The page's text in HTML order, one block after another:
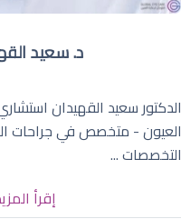
د. سعيد
الدكتور سعيد القهيدان
العيون - متخصص في جراحات
التخصصات ...
إقرأ